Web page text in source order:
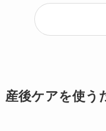
産後ケアを使う